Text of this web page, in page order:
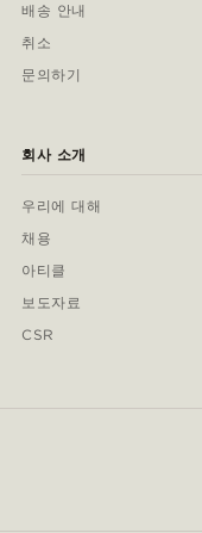
배송 안내
취소
문의하기
회사 소개
우리에 대해
채용
아티클
보도자료
CSR